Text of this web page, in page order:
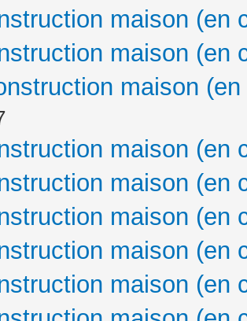
maison (en
maison (en
maison
maison (en
maison (en
maison (en
maison (en
maison (en